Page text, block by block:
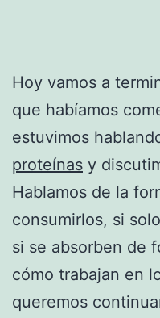
Hoy vamos a
que habíamos
estuvimos
proteínas y
Hablamos de la
consumirlos, si
si se absorben de
cómo trabajan en
queremos